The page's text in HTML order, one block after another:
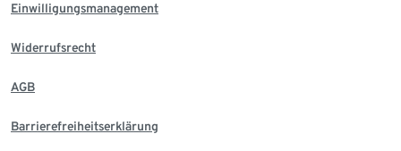
Einwilligungsmanagement
Widerrufsrecht
AGB
Barrierefreiheitserklärung